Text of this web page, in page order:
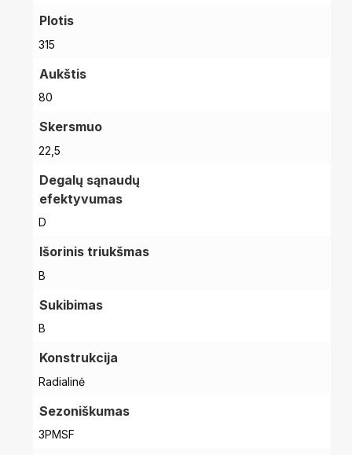
Plotis
315
Aukštis
80
Skersmuo
22,5
Degalų sąnaudų
efektyvumas
D
Išorinis triukšmas
B
Sukibimas
B
Konstrukcija
Radialinė
Sezoniškumas
3PMSF